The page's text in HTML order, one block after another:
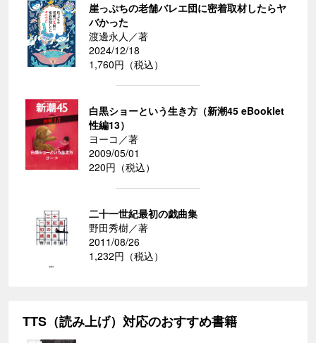
崖っぷちの老舗バレエ団に密着取材したらヤ
バかった
渡邊永人／著
2024/12/18
1,760円（税込）
白黒ショーという生き方（新潮45 eBooklet
性編13）
ヨーコ／著
2009/05/01
220円（税込）
二十一世紀最初の戯曲集
野田秀樹／著
2011/08/26
1,232円（税込）
TTS（読み上げ）対応のおすすめ書籍